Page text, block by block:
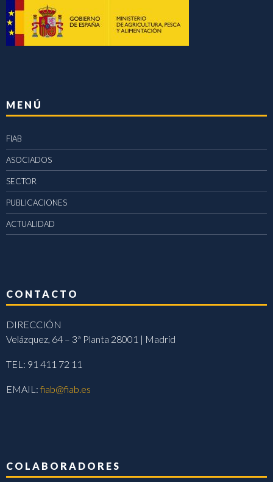
MENÚ
FIAB
ASOCIADOS
SECTOR
PUBLICACIONES
ACTUALIDAD
CONTACTO
DIRECCIÓN
Velázquez, 64 – 3ª Planta 28001 | Madrid
TEL: 91 411 72 11
EMAIL:fiab@fiab.es
COLABORADORES